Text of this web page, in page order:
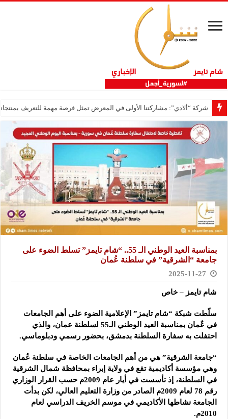
شركة “ألادي”: مشاركتنا الأولى في المعرض تمثل فرصة مهمة للتعريف
بمناسبة العيد الوطني الـ 55.. “شام تايمز” تسلط الضوء على
جامعة “الشرقية” في سلطنة عُمان
2025-11-27
شام تايمز – خاص
سلّطت شبكة “شام تايمز” الإعلامية الضوء على أهم الجامعات
في عٌمان بمناسبة العيد الوطني الـ55 لسلطنة عمان، والذي
احتفلت به سفارة السلطنة بدمشق، بحضور رسمي ودبلوماسي.
“جامعة الشرقية” هي من أهم الجامعات الخاصة في سلطنة عُمان
وهي مؤسسة أكاديمية تقع في ولاية إبراء بمحافظة شمال الشرقية
في السلطنة، إذ تأسست في أيار عام 2009م حسب القرار الوزاري
رقم 78 لعام 2009م الصادر من وزارة التعليم العالي، لكن بدأت
الجامعة نشاطها الأكاديمي في موسم الخريف الدراسي لعام
2010م.